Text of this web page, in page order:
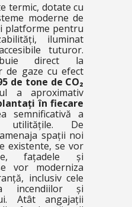
termic, dotate cu
moderne de
platforme pentru
iluminat
tuturor.
direct la
de gaze cu efect
de tone de CO₂
a aproximativ
în fiecare
semnificativă a
utilitățile. De
spații noi
existente, se vor
fațadele și
vor moderniza
inclusiv cele
incendiilor și
Atât angajații